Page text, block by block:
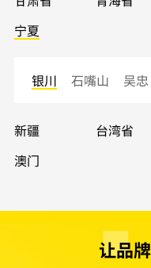
宁夏
银川 石嘴山 吴忠
新疆 台湾省
澳门
让品